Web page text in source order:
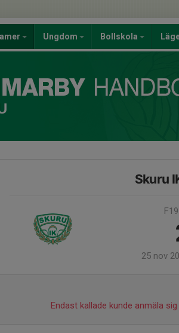
Ungdom Bollskola
Skuru
25 nov
Endast kallade kunde anmäla